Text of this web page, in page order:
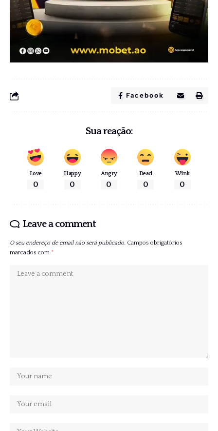
Facebook
Sua reação:
Love
0
Happy
0
Angry
0
Dead
0
Wink
0
Leave a comment
O seu endereço de email não será publicado. Campos obrigatórios
marcados com *